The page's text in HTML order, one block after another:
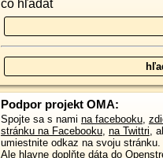
čo hľadať
Podpor projekt OMA:
Spojte sa s nami na facebooku,
stránku na Facebooku, na Twittri,
umiestnite odkaz na svoju stránku.
Ale hlavne doplňte dáta do